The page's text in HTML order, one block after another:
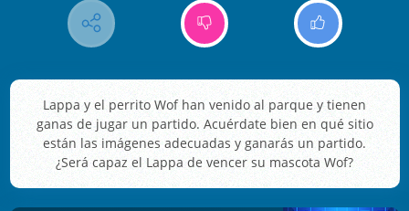
Lappa y el perrito Wof han venido al parque y tienen
ganas de jugar un partido. Acuérdate bien en qué sitio
están las imágenes adecuadas y ganarás un partido.
¿Será capaz el Lappa de vencer su mascota Wof?